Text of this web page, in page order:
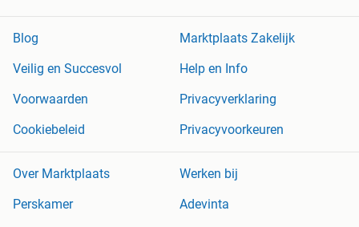
Blog
Marktplaats Zakelijk
Veilig en Succesvol
Help en Info
Voorwaarden
Privacyverklaring
Cookiebeleid
Privacyvoorkeuren
Over Marktplaats
Werken bij
Perskamer
Adevinta